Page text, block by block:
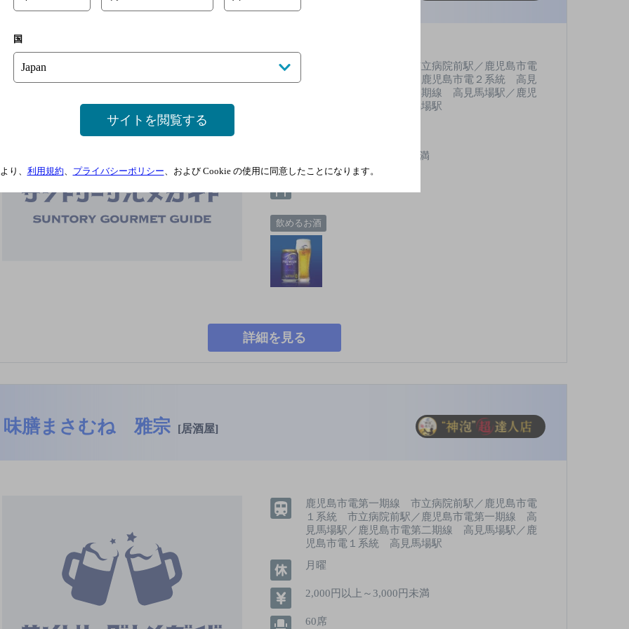
鹿児島市電第一期線 市立病院前駅／鹿児島市電
１系統 市立病院前駅／鹿児島市電２系統 高見
馬場駅／鹿児島市電第一期線 高見馬場駅／鹿児
島市電第二期線 高見馬場駅
5,000円以上～7,000円未満
飲めるお酒
詳細を見る
味膳まさむね 雅宗 [居酒屋]
鹿児島市電第一期線 市立病院前駅／鹿児島市電
１系統 市立病院前駅／鹿児島市電第一期線 高
見馬場駅／鹿児島市電第二期線 高見馬場駅／鹿
児島市電１系統 高見馬場駅
月曜
2,000円以上～3,000円未満
60席
国
サイトを閲覧する
り、 利用規約、 プライバシーポリシー、および Cookie の使用に同意したことになります。